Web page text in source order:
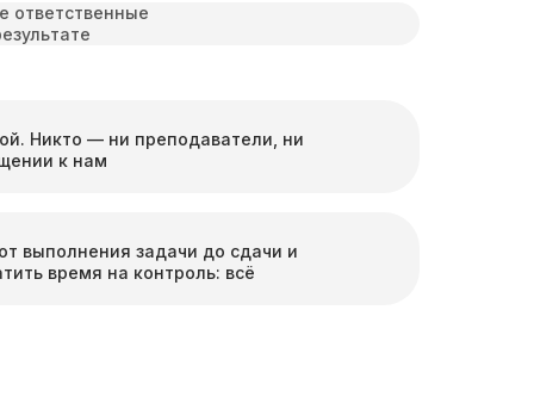
ответственные
Никто — ни преподаватели, ни
к нам
выполнения задачи до сдачи и
время на контроль: всё